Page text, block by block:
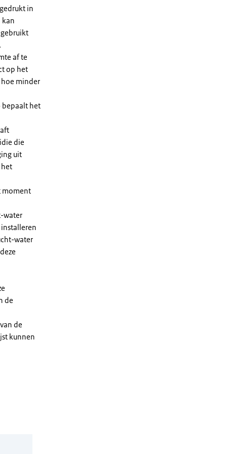
in
kan
af te
op het
hoe minder
bepaalt het
die
uit
moment
water
water
de
de
kunnen